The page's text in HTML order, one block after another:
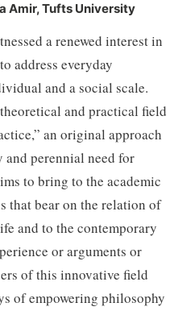
Amir, Tufts University
a renewed interest in
address everyday
and a social scale.
and practical field
an original approach
perennial need for
to bring to the academic
that bear on the relation of
and to the contemporary
or arguments or
of this innovative field
of empowering philosophy